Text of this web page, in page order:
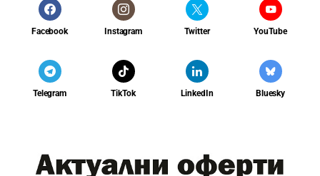
Facebook Instagram Twitter YouTube
Telegram TikTok LinkedIn Bluesky